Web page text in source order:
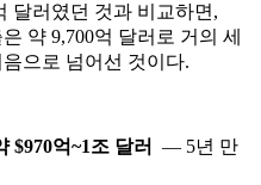
달러였던 것과 비교하면,
약 9,700억 달러로 거의 세
으로 넘어선 것이다.
$970억~1조 달러
— 5년 만